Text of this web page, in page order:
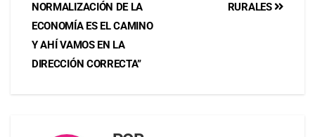
RURALES
NORMALIZACIÓN DE LA
ECONOMÍA ES EL CAMINO
Y AHÍ VAMOS EN LA
DIRECCIÓN CORRECTA”